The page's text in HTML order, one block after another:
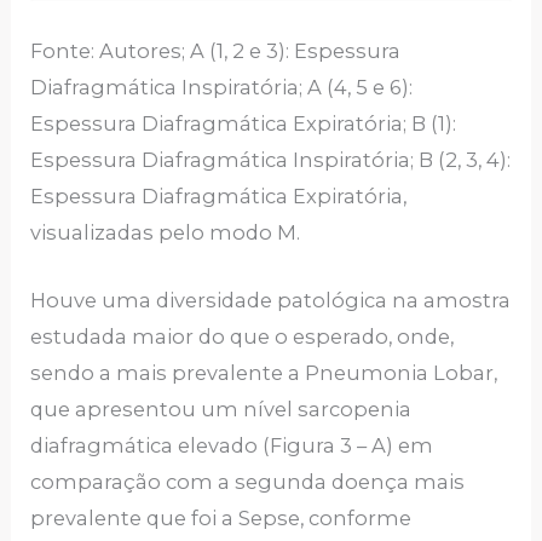
Fonte: Autores; A (1, 2 e 3): Espessura
Diafragmática Inspiratória; A (4, 5 e 6):
Espessura Diafragmática Expiratória; B (1):
Espessura Diafragmática Inspiratória; B (2, 3, 4):
Espessura Diafragmática Expiratória,
visualizadas pelo modo M.
Houve uma diversidade patológica na amostra
estudada maior do que o esperado, onde,
sendo a mais prevalente a Pneumonia Lobar,
que apresentou um nível sarcopenia
diafragmática elevado (Figura 3 – A) em
comparação com a segunda doença mais
prevalente que foi a Sepse, conforme